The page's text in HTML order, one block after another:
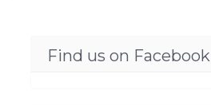
Find us on Facebook